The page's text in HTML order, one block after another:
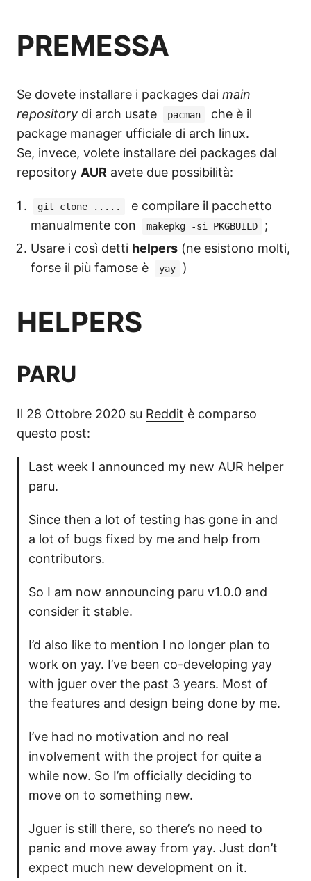
PREMESSA
Se dovete installare i packages dai main
repository di arch usate pacman
che è il
package manager ufficiale di arch linux.
Se, invece, volete installare dei packages dal
repository AUR avete due possibilità:
git clone .....
e compilare il pacchetto
manualmente con
makepkg -si PKGBUILD
;
Usare i così detti helpers (ne esistono molti,
forse il più famose è
yay )
HELPERS
PARU
Il 28 Ottobre 2020 su Reddit è comparso
questo post:
Last week I announced my new AUR helper
paru.
Since then a lot of testing has gone in and
a lot of bugs fixed by me and help from
contributors.
So I am now announcing paru v1.0.0 and
consider it stable.
I’d also like to mention I no longer plan to
work on yay. I’ve been co-developing yay
with jguer over the past 3 years. Most of
the features and design being done by me.
I’ve had no motivation and no real
involvement with the project for quite a
while now. So I’m officially deciding to
move on to something new.
Jguer is still there, so there’s no need to
panic and move away from yay. Just don’t
expect much new development on it.